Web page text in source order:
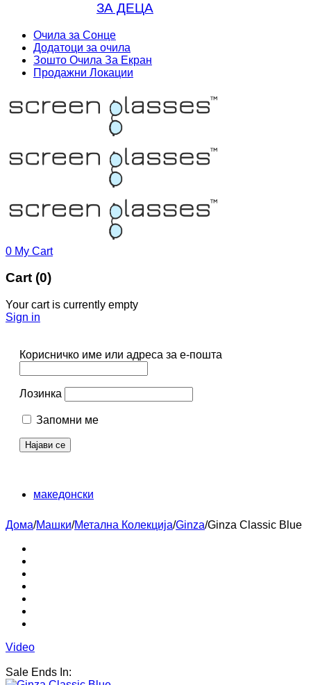
ЗА ДЕЦА
Очила за Сонце
Додатоци за очила
Зошто Очила За Екран
Продажни Локации
0 My Cart
Cart (0)
Your cart is currently empty
Sign in
Корисничко име или адреса за е-пошта
Лозинка
Запомни ме
македонски
Дома/Машки/Метална Колекција/Ginza/Ginza Classic Blue
Video
Sale Ends In: